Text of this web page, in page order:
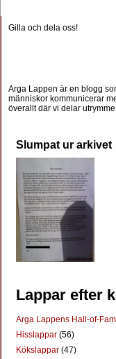
Gilla och dela oss!
Arga Lappen är en blogg
människor kommunicerar
överallt där vi delar
Slumpat ur arkivet
Lappar efter
Arga Lappens Hall-of-
Hisslappar (56)
Kökslappar (47)